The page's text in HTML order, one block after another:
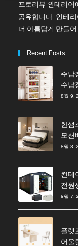
프로리뷰 인테리어
공유합니다. 인테
더 아름답게 만들어
Recent Posts
수납
수납
8월 9,
한샘
모션
8월 8,
컨테
전원
8월 7,
플랫
어울